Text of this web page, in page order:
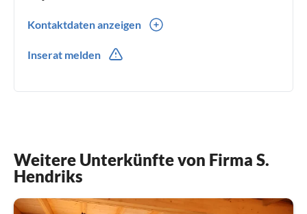
Kontaktdaten anzeigen
Inserat melden
Weitere Unterkünfte von Firma S.
Hendriks